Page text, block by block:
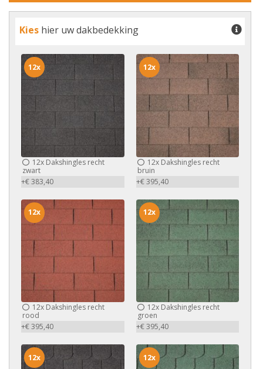
Kies hier uw dakbedekking
12x Dakshingles recht
zwart
+€ 383,40
12x
12xDakshingles recht
bruin
+€ 395,40
12x
12x Dakshingles recht
rood
+€ 395,40
12x
12xDakshingles recht
groen
+€ 395,40
12x
12x 12x